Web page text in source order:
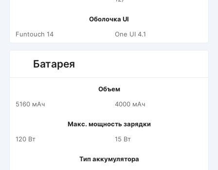
Оболочка UI
Funtouch 14
One UI 4.1
Батарея
Объем
5160 мАч
4000 мАч
Макс. мощность зарядки
120 Вт
15 Вт
Тип аккумулятора